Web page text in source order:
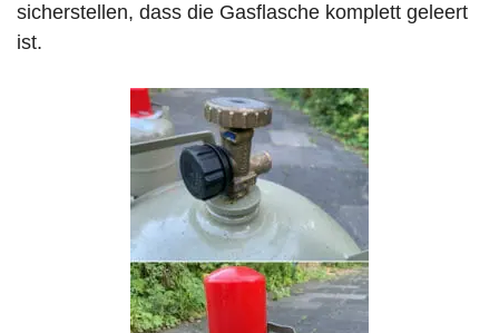
sicherstellen, dass die Gasflasche komplett geleert
ist.